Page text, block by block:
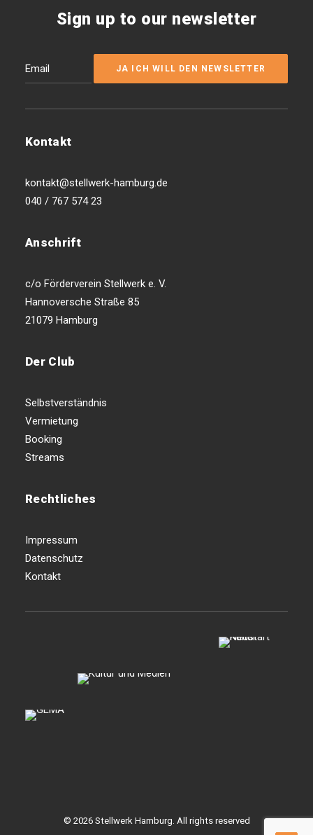
Sign up to our newsletter
Kontakt
kontakt@stellwerk-hamburg.de
040 / 767 574 23
Anschrift
c/o Förderverein Stellwerk e. V.
Hannoversche Straße 85
21079 Hamburg
Der Club
Selbstverständnis
Vermietung
Booking
Streams
Rechtliches
Impressum
Datenschutz
Kontakt
© 2026 Stellwerk Hamburg. All rights reserved